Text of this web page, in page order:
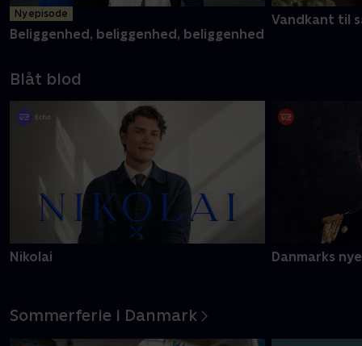
Ny episode
Beliggenhed, beliggenhed, beliggenhed
Vandkant til
Blåt blod
Nikolai Danmarks
Sommerferie i Danmark